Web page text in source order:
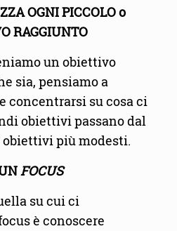
OGNI PICCOLO o
RAGGIUNTO
un obiettivo
sia, pensiamo a
concentrarsi su cosa ci
obiettivi passano dal
più modesti.
FOCUS
su cui ci
è conoscere